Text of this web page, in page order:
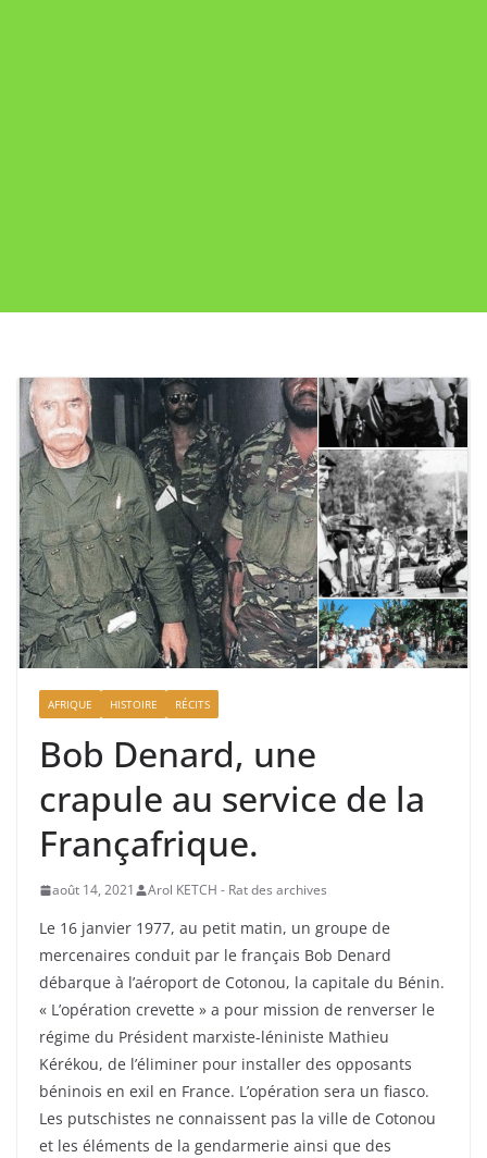
AFRIQUE HISTOIRE RÉCITS
Bob Denard, une
crapule au service de la
Françafrique.
août 14, 2021 Arol KETCH - Rat des archives
Le 16 janvier 1977, au petit matin, un groupe de
mercenaires conduit par le français Bob Denard
débarque à l’aéroport de Cotonou, la capitale du Bénin.
« L’opération crevette » a pour mission de renverser le
régime du Président marxiste-léniniste Mathieu
Kérékou, de l’éliminer pour installer des opposants
béninois en exil en France. L’opération sera un fiasco.
Les putschistes ne connaissent pas la ville de Cotonou
et les éléments de la gendarmerie ainsi que des